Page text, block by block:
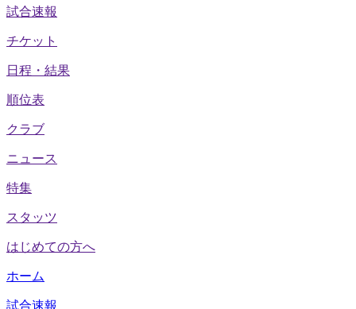
試合速報
チケット
日程・結果
順位表
クラブ
ニュース
特集
スタッツ
はじめての方へ
ホーム
試合速報